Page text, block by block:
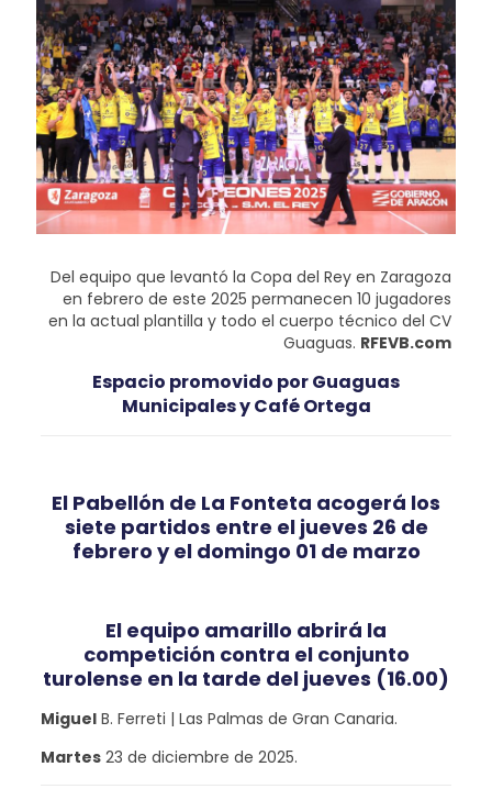
Del equipo que levantó la Copa del Rey en Zaragoza
en febrero de este 2025 permanecen 10 jugadores
en la actual plantilla y todo el cuerpo técnico del CV
Guaguas. RFEVB.com
Espacio promovido por Guaguas
Municipales y Café Ortega
El Pabellón de La Fonteta acogerá los
siete partidos entre el jueves 26 de
febrero y el domingo 01 de marzo
El equipo amarillo abrirá la
competición contra el conjunto
turolense en la tarde del jueves (16.00)
MiguelB. Ferreti | Las Palmas de Gran Canaria.
Martes23 de diciembre de 2025.